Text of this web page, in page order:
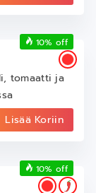
tomaatti ja
Lisää Koriin
10% off
10% off